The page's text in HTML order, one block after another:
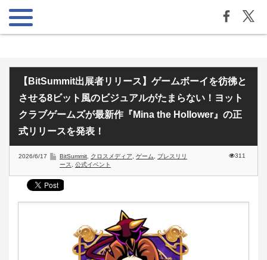
【BitSummit出展者リリース】ゲームボーイを彷彿と
させる8ビット風のビジュアルがたまらない！ヨット
クラブゲームズが最新作『Mina the Hollower』の正
式リリースを発表！
2026/6/17 BitSummit クロスメディア ゲーム
プレスリリ
ース
公式イベント
311